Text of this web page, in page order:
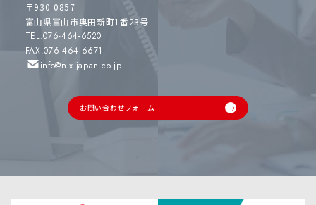
〒930-0857
富山県富山市奥田新町1番23号
TEL.076-464-6520
FAX.076-464-6671
info@nix-japan.co.jp
お問い合わせフォーム